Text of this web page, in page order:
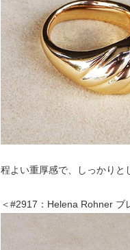
程よい重厚感で、しっかりと
＜#2917：Helena Rohner